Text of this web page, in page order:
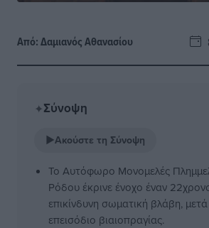
Από:Δαμιανός Αθανασίου
✦Σύνοψη
▶Ακούστε τη Σύνοψη
Το Αυτόφωρο Μονομελές
Ρόδου έκρινε ένοχο έναν
επικίνδυνη σωματική βλάβη,
επεισόδιο βιαιοπραγίας.